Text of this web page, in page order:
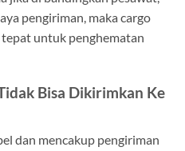
pengiriman, maka cargo
untuk penghematan
Bisa Dikirimkan Ke
dan mencakup pengiriman